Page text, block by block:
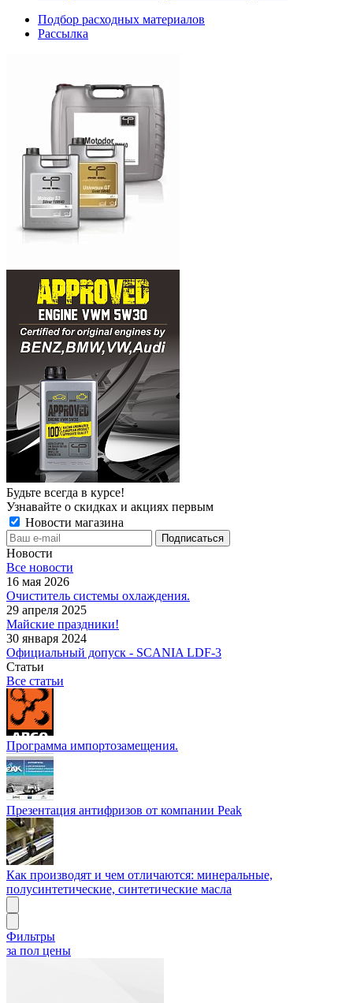
Подбор расходных материалов
Рассылка
Будьте всегда в курсе!
Узнавайте о скидках и акциях первым
Новости магазина
Новости
Все новости
16 мая 2026
Очиститель системы охлаждения.
29 апреля 2025
Майские праздники!
30 января 2024
Официальный допуск - SCANIA LDF-3
Статьи
Все статьи
Программа импортозамещения.
Презентация антифризов от компании Peak
Как производят и чем отличаются: минеральные,
полусинтетические, синтетические масла
Фильтры
за пол цены